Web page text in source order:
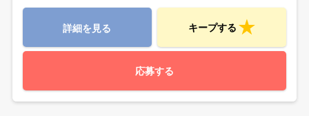
詳細を見る キープする
応募する